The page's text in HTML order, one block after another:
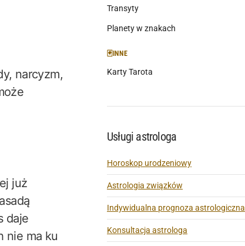
narcyzm,
już
daje
nie ma ku
Transyty
Planety w znakach
🃏INNE
Karty Tarota
Usługi astrologa
Horoskop urodzeniowy
Astrologia związków
Indywidualna prognoza astrologiczna
Konsultacja astrologa